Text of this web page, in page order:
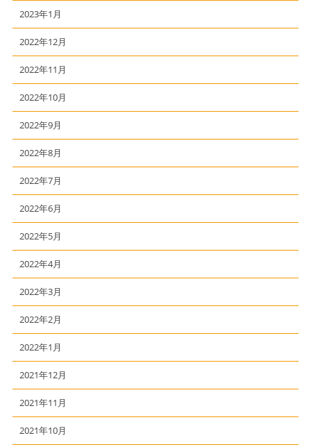
2023年1月
2022年12月
2022年11月
2022年10月
2022年9月
2022年8月
2022年7月
2022年6月
2022年5月
2022年4月
2022年3月
2022年2月
2022年1月
2021年12月
2021年11月
2021年10月